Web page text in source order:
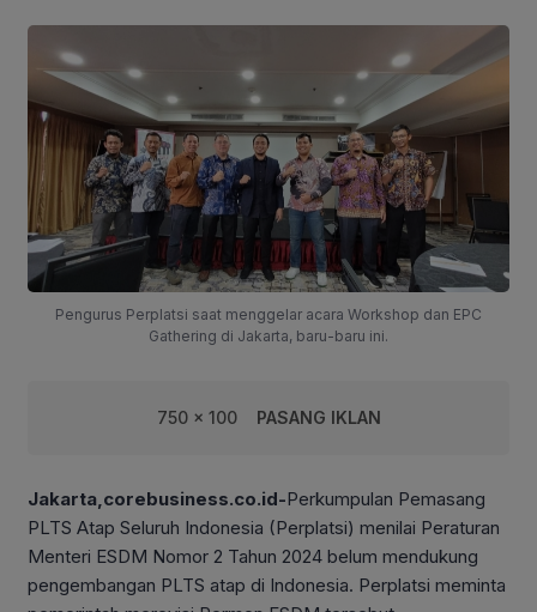
Pengurus Perplatsi saat menggelar acara Workshop dan EPC
Gathering di Jakarta, baru-baru ini.
750 x 100 PASANG IKLAN
Jakarta,corebusiness.co.id-Perkumpulan Pemasang
PLTS Atap Seluruh Indonesia (Perplatsi) menilai Peraturan
Menteri ESDM Nomor 2 Tahun 2024 belum mendukung
pengembangan PLTS atap di Indonesia. Perplatsi meminta